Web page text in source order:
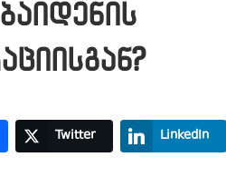
Twitter LinkedIn